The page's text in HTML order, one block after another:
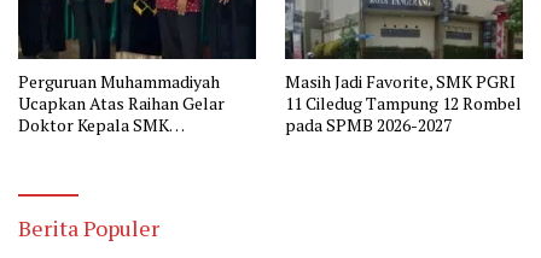
Perguruan Muhammadiyah
Ucapkan Atas Raihan Gelar
Doktor Kepala SMK
Masih Jadi Favorite, SMK PGRI
11 Ciledug Tampung 12 Rombel
pada SPMB 2026-2027
Berita Populer